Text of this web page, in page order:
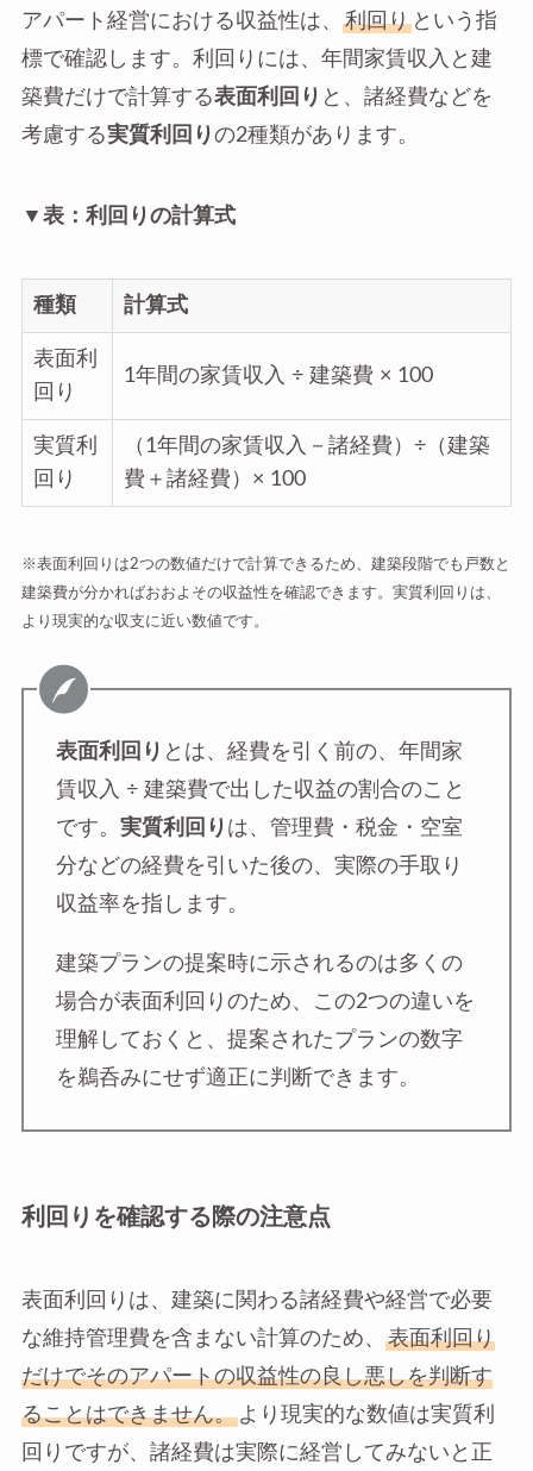
アパート経営における収益性は、 利回りという指
標で確認します。利回りには、年間家賃収入と建
築費だけで計算する表面利回り と、諸経費などを
考慮する実質利回りの2種類があります。
▼表：利回りの計算式
種類 計算式
表面利
回り
1年間の家賃収入 ÷ 建築費 × 100
実質利
回り
（1年間の家賃収入－諸経費）÷（建築
費＋諸経費）× 100
※表面利回りは2つの数値だけで計算できるため、建築段階でも戸数と
建築費が分かればおおよその収益性を確認できます。実質利回りは、
より現実的な収支に近い数値です。
表面利回り とは、経費を引く前の、年間家
賃収入 ÷ 建築費で出した収益の割合のこと
です。 実質利回り は、管理費・税金・空室
分などの経費を引いた後の、実際の手取り
収益率を指します。
建築プランの提案時に示されるのは多くの
場合が表面利回りのため、この2つの違いを
理解しておくと、提案されたプランの数字
を鵜呑みにせず適正に判断できます。
利回りを確認する際の注意点
表面利回りは、建築に関わる諸経費や経営で必要
な維持管理費を含まない計算のため、
表面利回り
だけでそのアパートの収益性の良し悪しを判断す
ることはできません。より現実的な数値は実質利
回りですが、諸経費は実際に経営してみないと正